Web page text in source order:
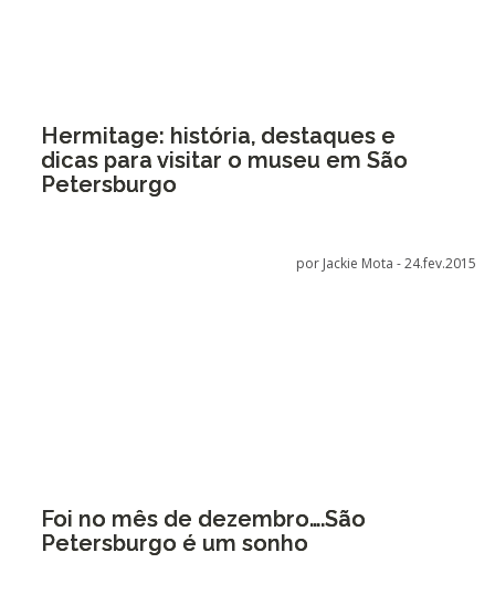
Hermitage: história, destaques e
dicas para visitar o museu em São
Petersburgo
por Jackie Mota -24.fev.2015
Foi no mês de dezembro….São
Petersburgo é um sonho